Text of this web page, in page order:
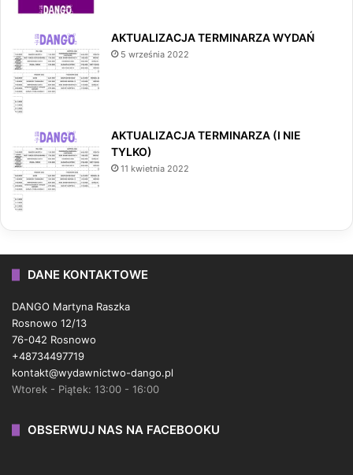
AKTUALIZACJA TERMINARZA WYDAŃ
5 września 2022
AKTUALIZACJA TERMINARZA (I NIE
TYLKO)
11 kwietnia 2022
DANE KONTAKTOWE
DANGO Martyna Raszka
Rosnowo 12/13
76-042 Rosnowo
+48734497719
kontakt@wydawnictwo-dango.pl
Wtorek - Piątek: 13:00 - 16:00
OBSERWUJ NAS NA FACEBOOKU